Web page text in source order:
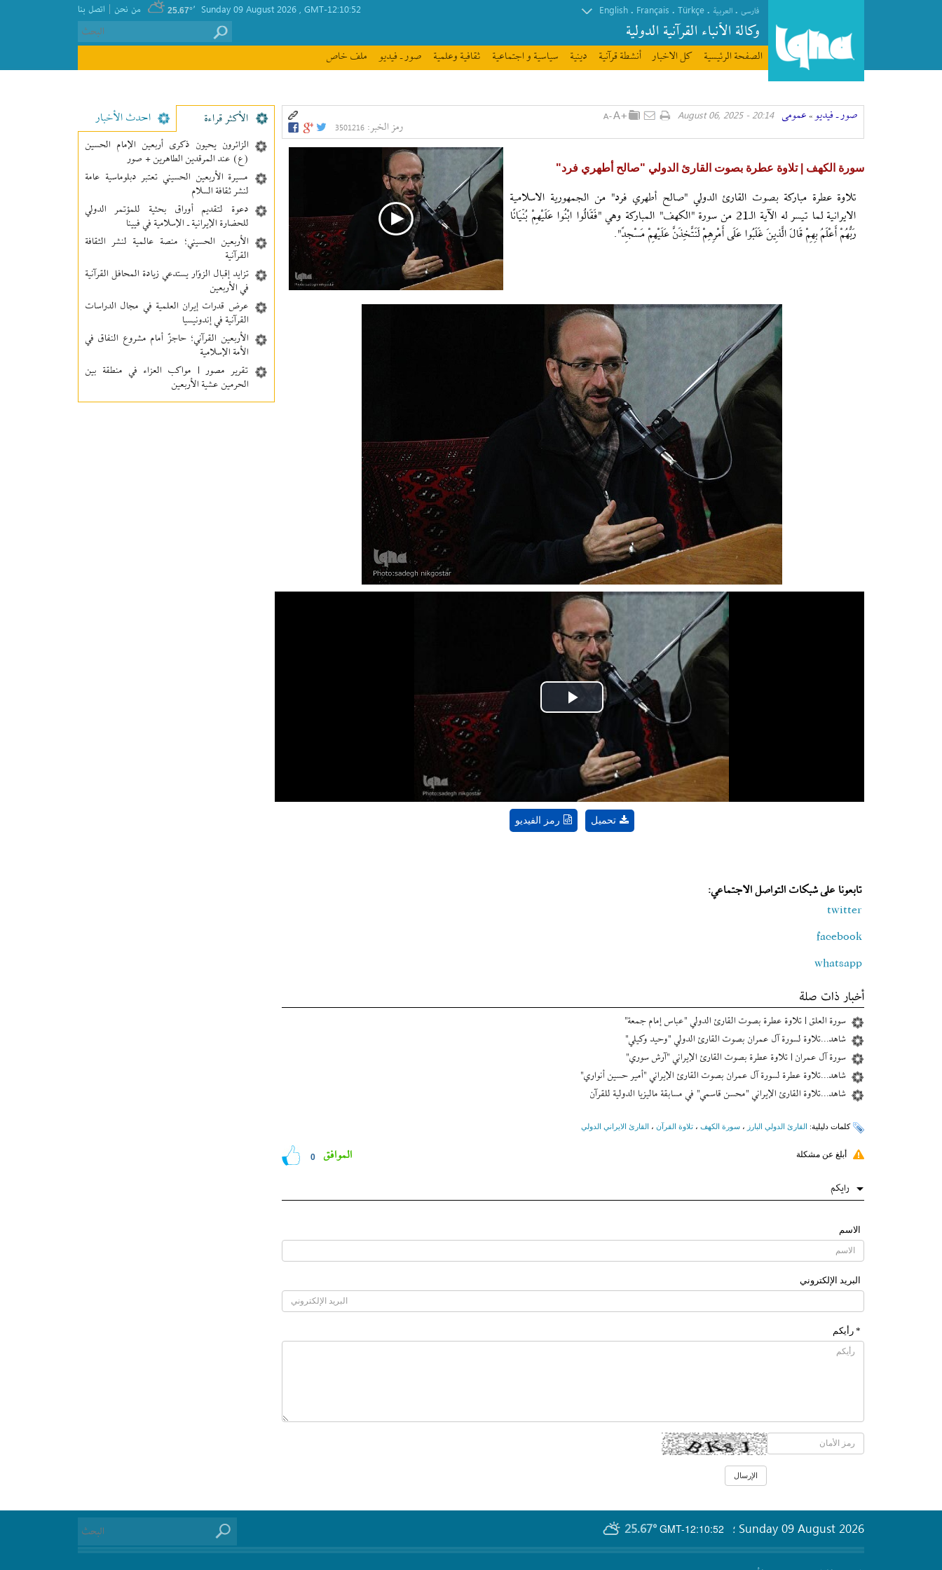
فارسی . العربیة .
Türkçe
.
Français
.
English
وکالة الأنباء القرآنیة الدولیة
اتصل بنا | من نحن GMT-12:10:52
25.67°
الصفحة الرئیسیة كل الاخبار أنشطة قرآنیة دينية سیاسیة و اجتماعیة ثقافیة وعلمیة صور ـ فيديو ملف خاص
صور ـ فيديو » عمومی 20:14 - August 06, 2025
رمز الخبر:3501216
سورة الكهف | تلاوة عطرة بصوت القارئ الدولي "صالح أطهري فرد"
تلاوة عطرة مباركة بصوت القارئ الدولي "صالح أطهري فرد" من الجمهورية الاسلامية
الايرانية لما تيسر له الآية الـ21 من سورة "الكهف" المباركة وهي "فَقَالُوا ابْنُوا عَلَيْهِمْ بُنْيَانًا
رَبُّهُمْ أَعْلَمُ بِهِمْ قَالَ الَّذِينَ غَلَبُوا عَلَى أَمْرِهِمْ لَنَتَّخِذَنَّ عَلَيْهِمْ مَسْجِدً".
Play
Video
رمز الفيديو تحميل
تابعونا على شبكات التواصل الاجتماعي:
twitter
facebook
whatsapp
أخبار ذات صلة
سورة العلق | تلاوة عطرة بصوت القارئ الدولي "عباس إمام جمعة"
شاهد...تلاوة لسورة آل عمران بصوت القارئ الدولي "وحيد وکیلي"
سورة آل عمران | تلاوة عطرة بصوت القارئ الإیراني "آرش سوري"
شاهد...تلاوة عطرة لسورة آل عمران بصوت القارئ الإیراني "أمير حسين أنواري"
شاهد...تلاوة القارئ الإیراني "محسن قاسمي" في مسابقة ماليزيا الدولية للقرآن
کلمات دلیلیة: القارئ الدولي البارز ، سورة الكهف ، تلاوة القرآن ، القارئ الايراني الدولي
أبلغ عن مشكلة 0 الموافق
رایکم
الاسم
البرید الإلکتروني
* رأیکم
الأکثر قراءة احدث الأخبار
الزائرون يحيون ذكرى أربعين الإمام الحسين
(ع) عند المرقدين الطاهرين + صور
مسيرة الأربعين الحسيني تعتبر دبلوماسية عامة
لنشر ثقافة السلام
دعوة لتقديم أوراق بحثية للمؤتمر الدولي
للحضارة الإيرانية ـ الإسلامية في فيينا
الأربعين الحسيني؛ منصة عالمية لنشر الثقافة
القرآنية
تزايد إقبال الزوّار يستدعي زيادة المحافل القرآنية
في الأربعين
عرض قدرات إيران العلمية في مجال الدراسات
القرآنية في إندونيسيا
الأربعين القرآني؛ حاجزٌ أمام مشروع النفاق في
الأمة الإسلامية
تقرير مصور | مواكب العزاء في منطقة بين‌
الحرمین عشية الأربعين
GMT-12:10:52
25.67° Sunday 09 August 2026 ؛